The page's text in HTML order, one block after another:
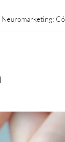
Neuromarketing: